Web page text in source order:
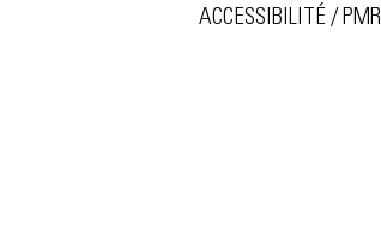
ACCESSIBILITÉ / PMR